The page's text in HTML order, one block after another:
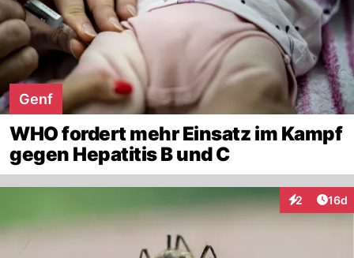
Genf
WHO fordert mehr Einsatz im Kampf
gegen Hepatitis B und C
2
Interaktionen
16d